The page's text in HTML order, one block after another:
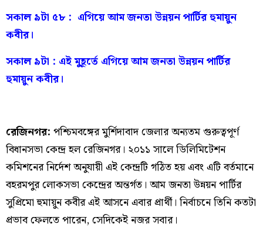
সকাল ৯টা ৫৮ : এগিয়ে আম জনতা উন্নয়ন পার্টির হুমায়ুন
কবীর।
সকাল ৯টা : এই মুহূর্তে এগিয়ে আম জনতা উন্নয়ন পার্টির
হুমায়ুন কবীর।
রেজিনগর: পশ্চিমবঙ্গের মুর্শিদাবাদ জেলার অন্যতম গুরুত্বপূর্ণ
বিধানসভা কেন্দ্র হল রেজিনগর। ২০১১ সালে ডিলিমিটেশন
কমিশনের নির্দেশ অনুযায়ী এই কেন্দ্রটি গঠিত হয় এবং এটি বর্তমানে
বহরমপুর লোকসভা কেন্দ্রের অন্তর্গত। আম জনতা উন্নয়ন পার্টির
সুপ্রিমো হুমায়ুন কবীর এই আসনে এবার প্রার্থী। নির্বাচনে তিনি কতটা
প্রভাব ফেলতে পারেন, সেদিকেই নজর সবার।